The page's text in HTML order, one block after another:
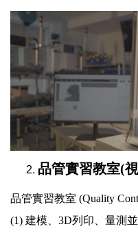
品管實習教室(
品管實習教室 (Quality
(1) 建模、3D列印、量測